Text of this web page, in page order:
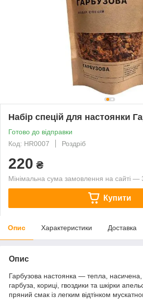
Набір спецій для настоянки
Готово до відправки
Код: HR0007
Роздріб
220 ₴
Мінімальна сума замовлення на сайті —
Купити
Опис Характеристики Доставка
Опис
Гарбузова настоянка — тепла,
гарбуза, кориці, гвоздики та шкірки
пряний смак із легким відтінком